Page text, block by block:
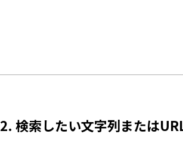
2. 検索したい文字列または